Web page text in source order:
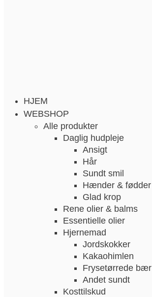
HJEM
WEBSHOP
Alle produkter
Daglig hudpleje
Ansigt
Hår
Sundt smil
Hænder & fødder
Glad krop
Rene olier & balms
Essentielle olier
Hjernemad
Jordskokker
Kakaohimlen
Frysetørrede bær
Andet sundt
Kosttilskud